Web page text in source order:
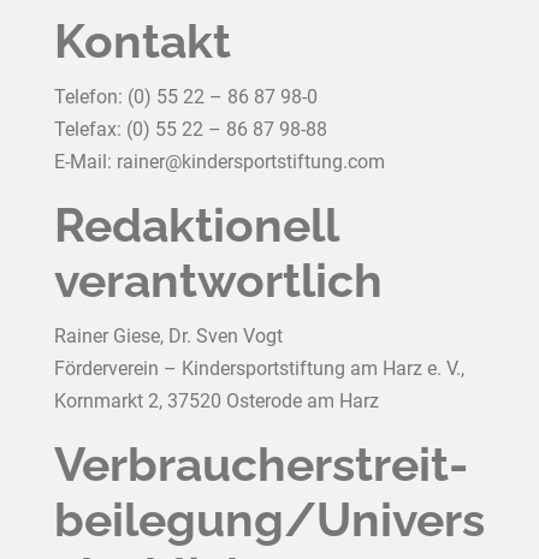
Kontakt
Telefon: (0) 55 22 – 86 87 98-0
Telefax: (0) 55 22 – 86 87 98-88
E-Mail: rainer@kindersportstiftung.com
Redaktionell
verantwortlich
Rainer Giese, Dr. Sven Vogt
Förderverein – Kindersportstiftung am Harz e. V.,
Kornmarkt 2, 37520 Osterode am Harz
Verbraucher­streit­
beilegung/Univers